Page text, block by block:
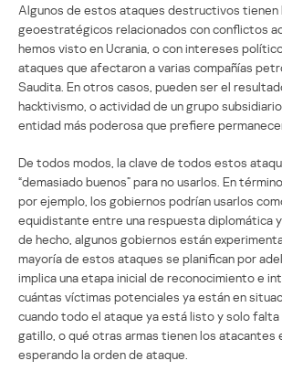
Algunos de estos ataques destructivos tienen
geoestratégicos relacionados con conflictos
hemos visto en Ucrania, o con intereses
ataques que afectaron a varias compañías
Saudita. En otros casos, pueden ser el
hacktivismo, o actividad de un grupo
entidad más poderosa que prefiere
De todos modos, la clave de todos estos
“demasiado buenos” para no usarlos. En
por ejemplo, los gobiernos podrían usarlos
equidistante entre una respuesta diplomática
de hecho, algunos gobiernos están
mayoría de estos ataques se planifican por
implica una etapa inicial de reconocimiento e
cuántas víctimas potenciales ya están en
cuando todo el ataque ya está listo y solo
gatillo, o qué otras armas tienen los atacantes
esperando la orden de ataque.